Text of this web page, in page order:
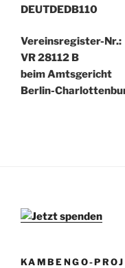
DEUTDEDB110
Vereinsregister-Nr.:
VR 28112 B
beim Amtsgericht
Berlin-
KAMBENGO-